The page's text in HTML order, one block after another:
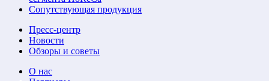
Сопутствующая продукция
Пресс-центр
Новости
Обзоры и советы
О нас